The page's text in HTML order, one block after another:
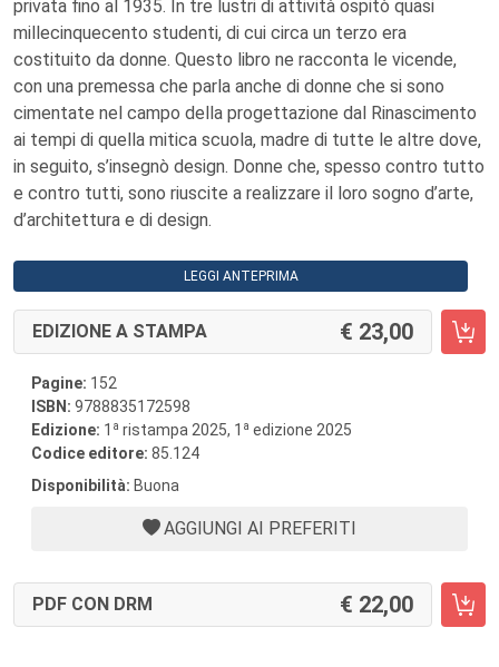
privata fino al 1935. In tre lustri di attività ospitò quasi
millecinquecento studenti, di cui circa un terzo era
costituito da donne. Questo libro ne racconta le vicende,
con una premessa che parla anche di donne che si sono
cimentate nel campo della progettazione dal Rinascimento
ai tempi di quella mitica scuola, madre di tutte le altre dove,
in seguito, s’insegnò design. Donne che, spesso contro tutto
e contro tutti, sono riuscite a realizzare il loro sogno d’arte,
d’architettura e di design.
LEGGI ANTEPRIMA
EDIZIONE A STAMPA 23,00
Pagine: 152
ISBN: 9788835172598
Edizione: 1 a ristampa 2025, 1 a edizione 2025
Codice editore: 85.124
Disponibilità: Buona
AGGIUNGI AI PREFERITI
PDF CON DRM 22,00